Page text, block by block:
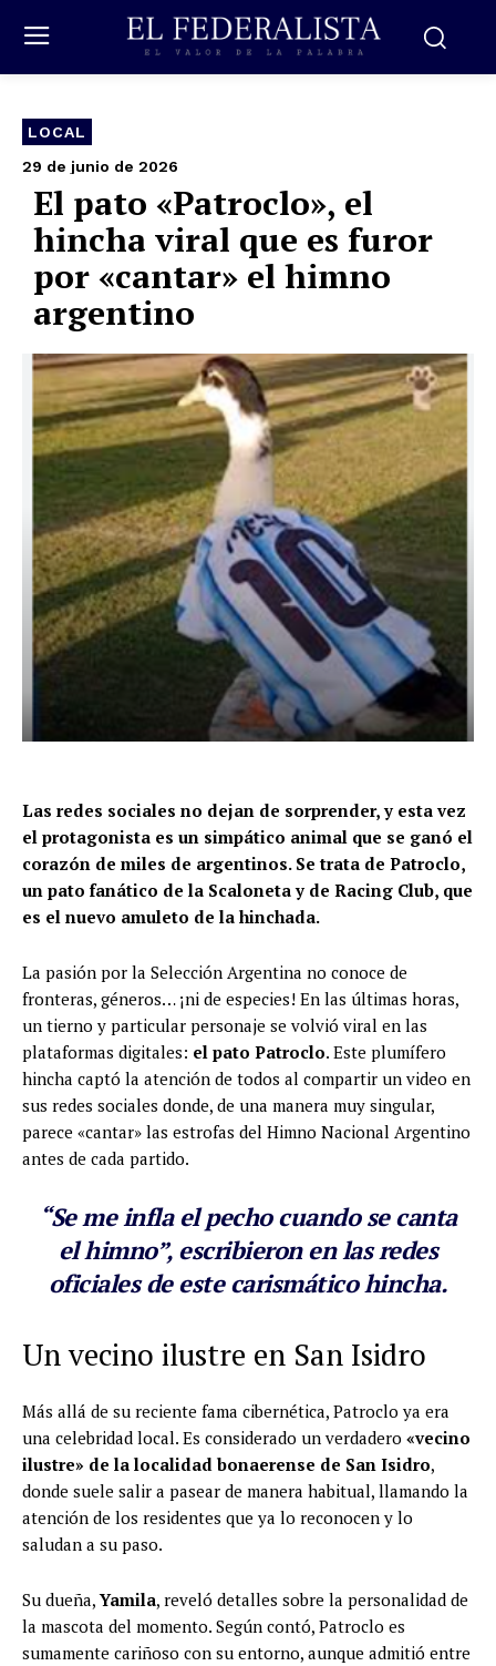
LOCAL
29 de junio de 2026
El pato «Patroclo», el
hincha viral que es furor
por «cantar» el himno
argentino
Las redes sociales no dejan de sorprender, y esta vez
el protagonista es un simpático animal que se ganó el
corazón de miles de argentinos. Se trata de Patroclo,
un pato fanático de la Scaloneta y de Racing Club, que
es el nuevo amuleto de la hinchada.
La pasión por la Selección Argentina no conoce de
fronteras, géneros… ¡ni de especies! En las últimas horas,
un tierno y particular personaje se volvió viral en las
plataformas digitales: el pato Patroclo. Este plumífero
hincha captó la atención de todos al compartir un video en
sus redes sociales donde, de una manera muy singular,
parece «cantar» las estrofas del Himno Nacional Argentino
antes de cada partido.
“Se me infla el pecho cuando se canta
el himno”, escribieron en las redes
oficiales de este carismático hincha.
Un vecino ilustre en San Isidro
Más allá de su reciente fama cibernética, Patroclo ya era
una celebridad local. Es considerado un verdadero «vecino
ilustre» de la localidad bonaerense de San Isidro,
donde suele salir a pasear de manera habitual, llamando la
atención de los residentes que ya lo reconocen y lo
saludan a su paso.
Su dueña,Yamila, reveló detalles sobre la personalidad de
la mascota del momento. Según contó, Patroclo es
sumamente cariñoso con su entorno, aunque admitió entre